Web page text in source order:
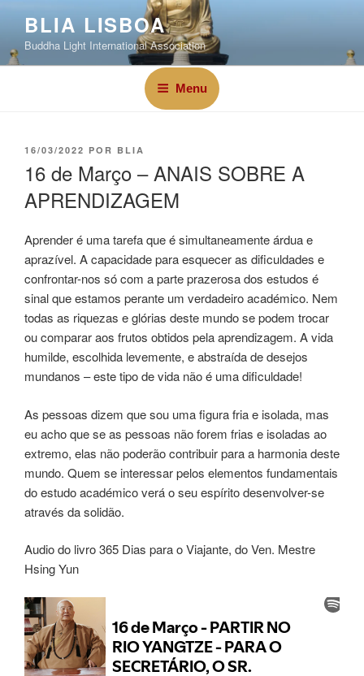
BLIA LISBOA
Buddha Light International Association
Menu
16/03/2022 POR BLIA
16 de Março – ANAIS SOBRE A
APRENDIZAGEM
Aprender é uma tarefa que é simultaneamente árdua e
aprazível. A capacidade para esquecer as dificuldades e
confrontar-nos só com a parte prazerosa dos estudos é
sinal que estamos perante um verdadeiro académico. Nem
todas as riquezas e glórias deste mundo se podem trocar
ou comparar aos frutos obtidos pela aprendizagem. A vida
humilde, escolhida levemente, e abstraída de desejos
mundanos – este tipo de vida não é uma dificuldade!
As pessoas dizem que sou uma figura fria e isolada, mas
eu acho que se as pessoas não forem frias e isoladas ao
extremo, elas não poderão contribuir para a harmonia deste
mundo. Quem se interessar pelos elementos fundamentais
do estudo académico verá o seu espírito desenvolver-se
através da solidão.
Audio do livro 365 Dias para o Viajante, do Ven. Mestre
Hsing Yun